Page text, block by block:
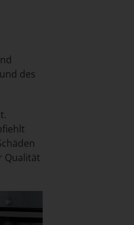
des
Qualität